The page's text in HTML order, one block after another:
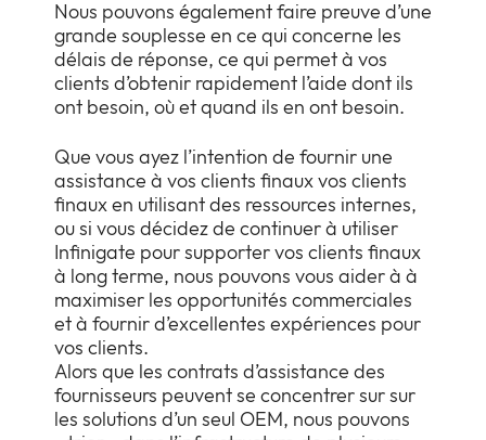
Nous pouvons également faire preuve d’une
grande souplesse en ce qui concerne les
délais de réponse, ce qui permet à vos
clients d’obtenir rapidement l’aide dont ils
ont besoin, où et quand ils en ont besoin.
Que vous ayez l’intention de fournir une
assistance à vos clients finaux vos clients
finaux en utilisant des ressources internes,
ou si vous décidez de continuer à utiliser
Infinigate pour supporter vos clients finaux
à long terme, nous pouvons vous aider à à
maximiser les opportunités commerciales
et à fournir d’excellentes expériences pour
vos clients.
Alors que les contrats d’assistance des
fournisseurs peuvent se concentrer sur sur
les solutions d’un seul OEM, nous pouvons